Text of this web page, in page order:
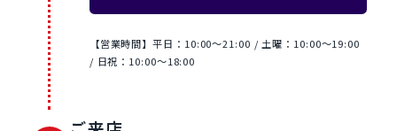
【営業時間】平日：10:00～21:00 / 土曜：10:00〜19:00
/ 日祝：10:00〜18:00